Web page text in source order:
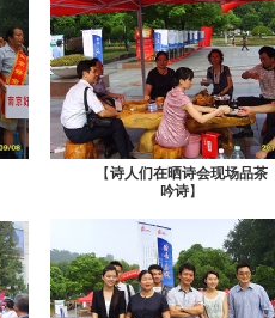
【诗人们在晒诗会现场品茶
吟诗】